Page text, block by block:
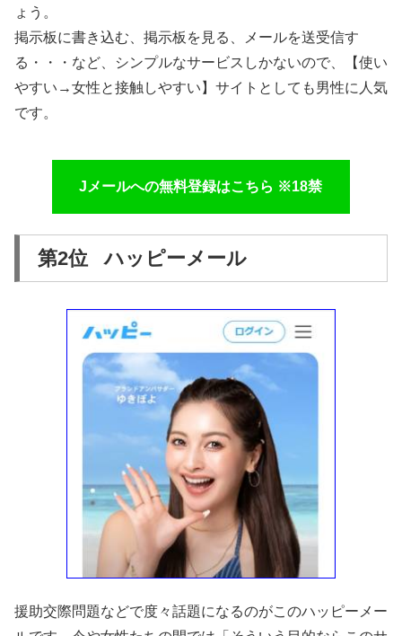
ょう。
掲示板に書き込む、掲示板を見る、メールを送受信す
る・・・など、シンプルなサービスしかないので、【使い
やすい→女性と接触しやすい】サイトとしても男性に人気
です。
Jメールへの無料登録はこちら ※18禁
第2位 ハッピーメール
援助交際問題などで度々話題になるのがこのハッピーメー